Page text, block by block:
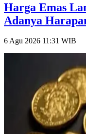
Harga Emas
Adanya
6 Agu 2026 11:31 WIB